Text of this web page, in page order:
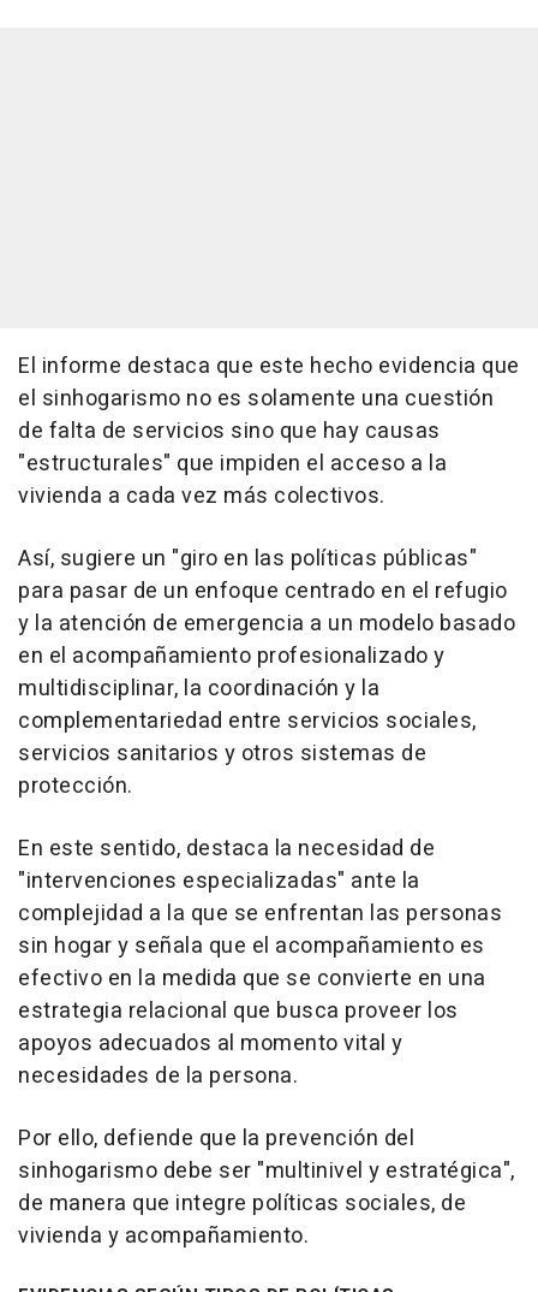
El informe destaca que este hecho evidencia que
el sinhogarismo no es solamente una cuestión
de falta de servicios sino que hay causas
"estructurales" que impiden el acceso a la
vivienda a cada vez más colectivos.
Así, sugiere un "giro en las políticas públicas"
para pasar de un enfoque centrado en el refugio
y la atención de emergencia a un modelo basado
en el acompañamiento profesionalizado y
multidisciplinar, la coordinación y la
complementariedad entre servicios sociales,
servicios sanitarios y otros sistemas de
protección.
En este sentido, destaca la necesidad de
"intervenciones especializadas" ante la
complejidad a la que se enfrentan las personas
sin hogar y señala que el acompañamiento es
efectivo en la medida que se convierte en una
estrategia relacional que busca proveer los
apoyos adecuados al momento vital y
necesidades de la persona.
Por ello, defiende que la prevención del
sinhogarismo debe ser "multinivel y estratégica",
de manera que integre políticas sociales, de
vivienda y acompañamiento.